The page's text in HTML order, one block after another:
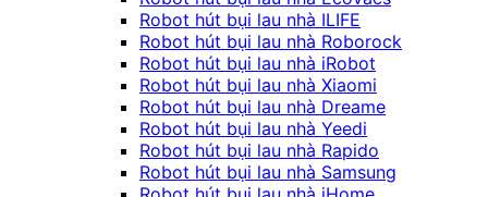
Robot hút bụi lau nhà ILIFE
Robot hút bụi lau nhà Roborock
Robot hút bụi lau nhà iRobot
Robot hút bụi lau nhà Xiaomi
Robot hút bụi lau nhà Dreame
Robot hút bụi lau nhà Yeedi
Robot hút bụi lau nhà Rapido
Robot hút bụi lau nhà Samsung